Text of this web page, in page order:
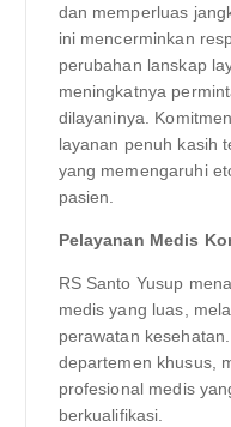
dan memperluas
ini mencerminkan
perubahan lanskap
meningkatnya
dilayaninya.
layanan penuh kasih
yang memengaruhi
pasien.
Pelayanan Medis
RS Santo Yusup
medis yang luas,
perawatan
departemen khusus,
profesional medis
berkualifikasi.